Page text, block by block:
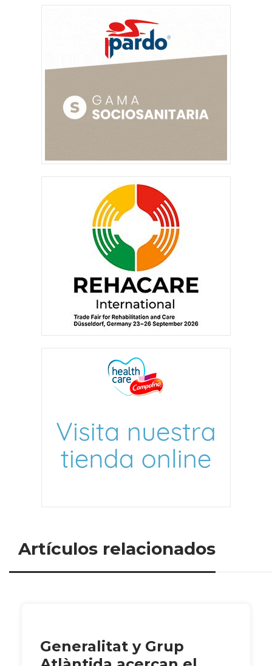
Artículos relacionados
Generalitat y Grup